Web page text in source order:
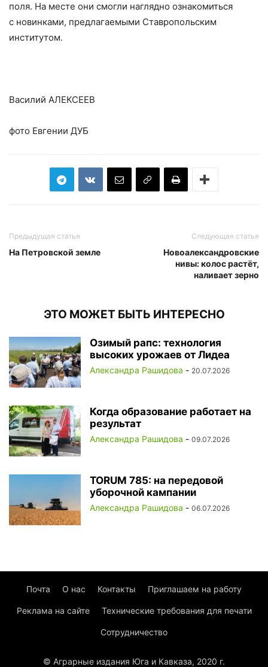
поля. На месте они смогли наглядно ознакомиться
с новинками, предлагаемыми Ставропольским
институтом.
Василий АЛЕКСЕЕВ
фото Евгении ДУБ
Предыдущая статья
На Петровской земле
Следующая статья
Новоалександровские
нивы: колос растёт,
наливает зерно
ЭТО МОЖЕТ БЫТЬ ИНТЕРЕСНО
Озимый рапс: технология
высоких урожаев от Лидеа
Александра Рашидова - 20.07.2026
Когда образование работает на
результат
Александра Рашидова - 09.07.2026
TORUM 785: на передовой
уборочной кампании
Александра Рашидова - 06.07.2026
Почта О нас Контакты Приглашаем на работу
Реклама на сайте Технические требования для печати
Сотрудничество
© Аграрные издания Юга и Кавказа, 2020 г.